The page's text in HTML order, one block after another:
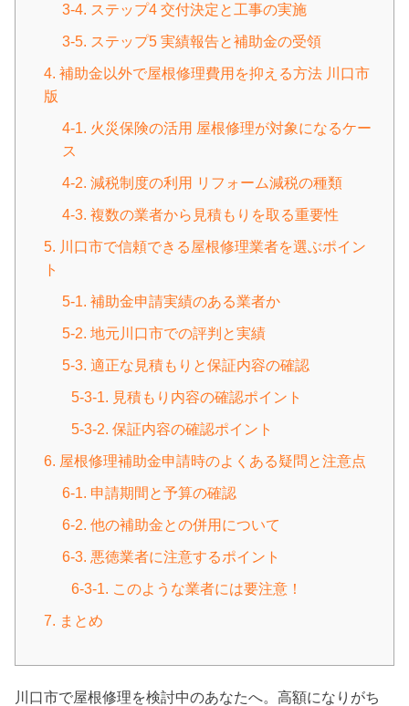
3-4. ステップ4 交付決定と工事の実施
3-5. ステップ5 実績報告と補助金の受領
4. 補助金以外で屋根修理費用を抑える方法 川口市
版
4-1. 火災保険の活用 屋根修理が対象になるケー
ス
4-2. 減税制度の利用 リフォーム減税の種類
4-3. 複数の業者から見積もりを取る重要性
5. 川口市で信頼できる屋根修理業者を選ぶポイン
ト
5-1. 補助金申請実績のある業者か
5-2. 地元川口市での評判と実績
5-3. 適正な見積もりと保証内容の確認
5-3-1. 見積もり内容の確認ポイント
5-3-2. 保証内容の確認ポイント
6. 屋根修理補助金申請時のよくある疑問と注意点
6-1. 申請期間と予算の確認
6-2. 他の補助金との併用について
6-3. 悪徳業者に注意するポイント
6-3-1. このような業者には要注意！
7. まとめ
川口市で屋根修理を検討中のあなたへ。高額になりがち